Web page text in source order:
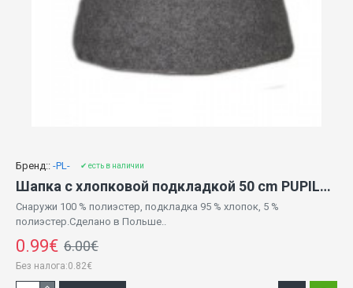
Бренд:: -PL- ✔ есть в наличии
Шапка с хлопковой подкладкой 50 cm PUPILL (00632)
Снаружи 100 % полиэстер, подкладка 95 % хлопок, 5 %
полиэстер.Сделано в Польше..
0.99€ 6.00€
Без налога:0.82€